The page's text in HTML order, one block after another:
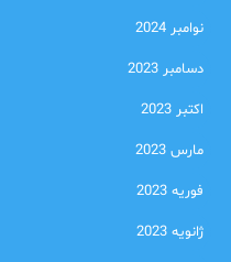
نوامبر 2024
دسامبر 2023
اکتبر 2023
مارس 2023
فوریه 2023
ژانویه 2023